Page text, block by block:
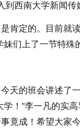
到西南大学新闻
是肯定的。目前
们上了一节特殊
天的班会讲述了
！”李一凡的实
竟成！希望大家